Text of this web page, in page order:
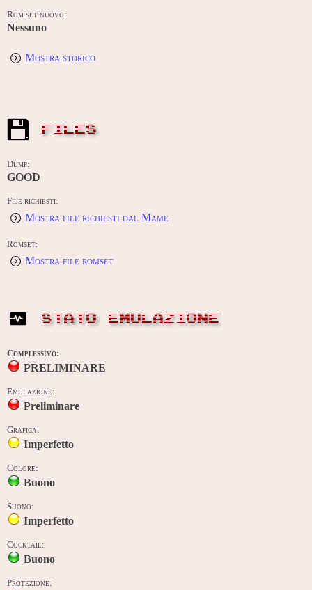
Rom set nuovo:
Nessuno
Mostra storico
FILES
Dump:
GOOD
File richiesti:
Mostra file richiesti dal Mame
Romset:
Mostra file romset
STATO EMULAZIONE
Complessivo:
PRELIMINARE
Emulazione:
Preliminare
Grafica:
Imperfetto
Colore:
Buono
Suono:
Imperfetto
Cocktail:
Buono
Protezione: